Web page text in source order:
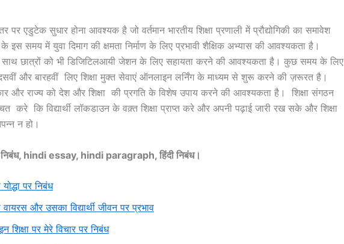
पर एडुटेक सुधार होना आवश्यक है जो वर्तमान भारतीय शिक्षा प्रणाली में प्रौद्योगिकी का समावेश
समय में युवा दिमाग की क्षमता निर्माण के लिए प्रभावी शैक्षिक अभ्यास की आवश्यकता है।
साथ छात्रों को भी डिजिटिलआयी जेशन के लिए सहायता करने की आवश्यकता है। कुछ समय के लिए
और बारहवीं लिए शिक्षा मुक्त सेवाएं ऑनलाइन लर्निंग के माध्यम से शुरू करने की ज़रूरत है।
और राज्य को देश और शिक्षा की प्रगति के विशेष उपाय करने की आवश्यकता है। शिक्षा संगठन
करे कि विद्यार्थी लॉकडाउन के वक़्त शिक्षा प्राप्त करे और अपनी पढ़ाई जारी रख सके और शिक्षा
न हो।
निबंध, hindi essay, hindi paragraph, हिंदी निबंध।
योद्धा पर निबंध
वायरस और उसका विद्यार्थी जीवन पर प्रभाव
शिक्षा पर मेरे विचार पर निबंध